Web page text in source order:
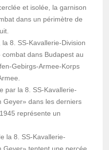
et isolée, la garnison
dans un périmètre de
8. SS-Kavallerie-Division
dans Budapest au
Gebirgs-Armee-Korps
par la 8. SS-Kavallerie-
Geyer» dans les derniers
représente un
la 8. SS-Kavallerie-